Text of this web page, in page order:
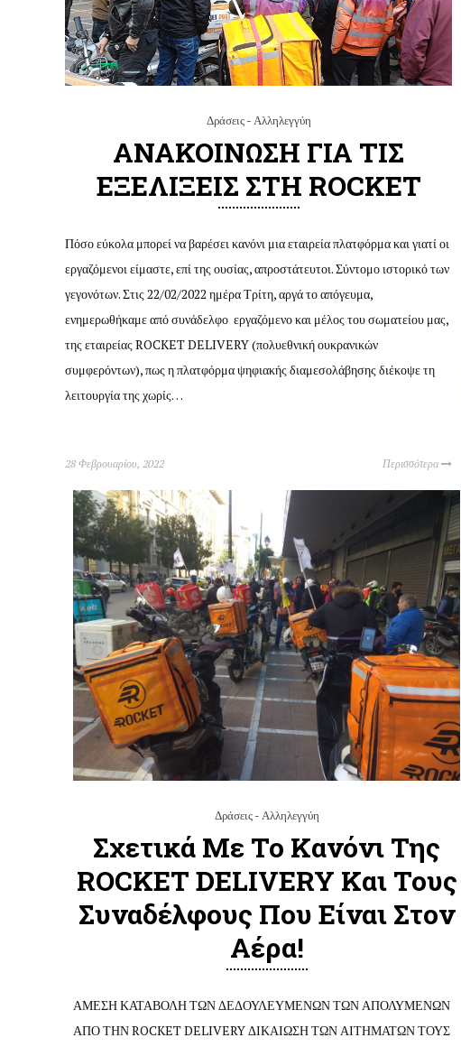
Δράσεις - Αλληλεγγύη
ΑΝΑΚΟΙΝΩΣΗ ΓΙΑ ΤIΣ
ΕΞΕΛΙΞΕΙΣ ΣΤΗ ROCKET
Πόσο εύκολα μπορεί να βαρέσει κανόνι μια εταιρεία πλατφόρμα και γιατί οι
εργαζόμενοι είμαστε, επί της ουσίας, απροστάτευτοι. Σύντομο ιστορικό των
γεγονότων. Στις 22/02/2022 ημέρα Τρίτη, αργά το απόγευμα,
ενημερωθήκαμε από συνάδελφο εργαζόμενο και μέλος του σωματείου μας,
της εταιρείας ROCKET DELIVERY (πολυεθνική ουκρανικών
συμφερόντων), πως η πλατφόρμα ψηφιακής διαμεσολάβησης διέκοψε τη
λειτουργία της χωρίς…
28 Φεβρουαρίου, 2022 Περισσότερα
Δράσεις - Αλληλεγγύη
Σχετικά Με Το Κανόνι Της
ROCKET DELIVERY Και Τους
Συναδέλφους Που Είναι Στον
Αέρα!
ΑΜΕΣΗ ΚΑΤΑΒΟΛΗ ΤΩΝ ΔΕΔΟΥΛΕΥΜΕΝΩΝ ΤΩΝ ΑΠΟΛΥΜΕΝΩΝ
ΑΠΟ ΤΗΝ ROCKET DELIVERY ΔΙΚΑΙΩΣΗ ΤΩΝ ΑΙΤΗΜΑΤΩΝ ΤΟΥΣ